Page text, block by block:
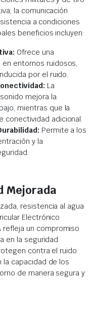
la comunicación
a condiciones
beneficios incluyen:
Ofrece una
entornos ruidosos,
por el ruido.
La
mejora la
mientras que la
conectividad adicional.
Permite a los
y la
Mejorada
resistencia al agua
Electrónico
refleja un compromiso
en la seguridad
contra el ruido
la capacidad de los
de manera segura y